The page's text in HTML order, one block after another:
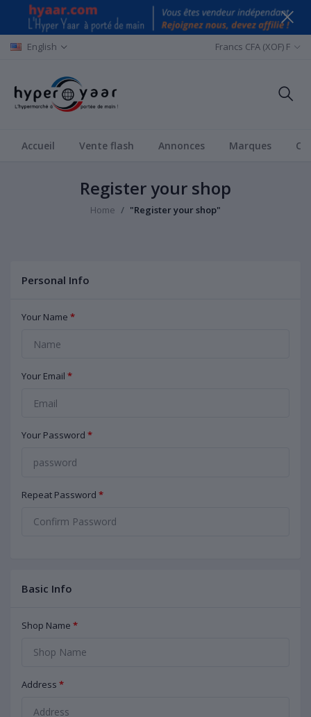
English Francs CFA (XOF) F
Accueil Vente flash Annonces Marques
Register your shop
Home "Register your shop"
Personal Info
Your Name *
Your Email *
Your Password *
Repeat Password *
Basic Info
Shop Name *
Address *